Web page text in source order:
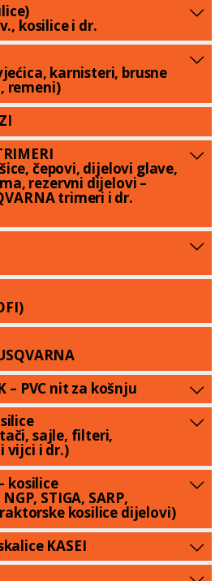
kosilice i dr.
karnisteri, brusne
remeni)
čepovi, dijelovi glave,
rezervni dijelovi –
trimeri i dr.
– PVC nit za košnju
sajle, filteri,
vijci i dr.)
kosilice
STIGA, SARP,
kosilice dijelovi)
KASEI